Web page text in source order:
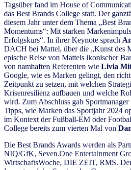
Tagsüber fand im House of
das Best Brands College statt. Der
diesem Jahr unter dem Thema „Best
Momentums“: Mit starken
Erfolgskurs“. In ihrer Keynote sprach
DACH bei Mattel, über die „Kunst des
epische Reise von Mattels ikonischer
von namhaften Referenten wie Livia
Google, wie es Marken gelingt, den
Zeitpunkt zu setzen, mit welchen
Krisenresilienz aufbauen und welche
wird. Zum Abschluss gab Sportmanager
Tipps, wie Marken das Sportjahr 2024
im Kontext der Fußball-EM oder
College bereits zum vierten Mal von
Die Best Brands Awards werden als
NIQ/GfK, Seven.One Entertainment
WirtschaftsWoche, DIE ZEIT, RMS.